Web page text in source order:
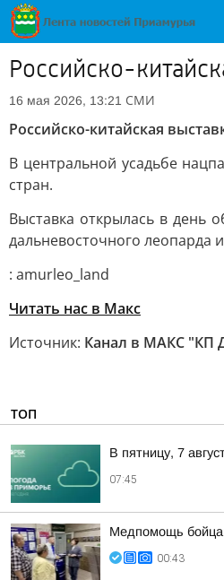
Российско-
16 мая 2026, 13:21 СМИ
Российско-китайская
В центральной усадьбе
стран.
Выставка открылась в день
дальневосточного леопарда
: amurleo_land
Читать нас в Макс
Источник: Канал в МАКС "КП
ТОП
В пятницу, 7
07:45
Медпомощь
00:43